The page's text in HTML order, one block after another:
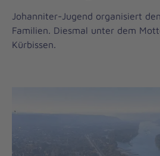
Johanniter-Jugend organisiert
Familien. Diesmal unter dem
Kürbissen.